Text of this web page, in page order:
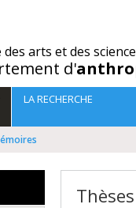
des arts et des
d'
LA RECHERCHE